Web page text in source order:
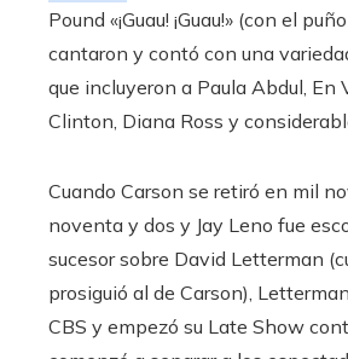
Pound «¡Guau! ¡Guau!» (con el
cantaron y contó con una
que incluyeron a Paula Abdul, En
Clinton, Diana Ross y
Cuando Carson se retiró en mil
noventa y dos y Jay Leno fue
sucesor sobre David Letterman
prosiguió al de Carson),
CBS y empezó su Late Show